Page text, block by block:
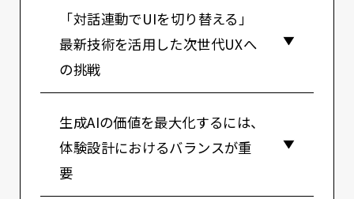
「対話連動でUIを切り替える」
最新技術を活用した次世代UXへ
の挑戦
生成AIの価値を最大化するには、
体験設計におけるバランスが重
要